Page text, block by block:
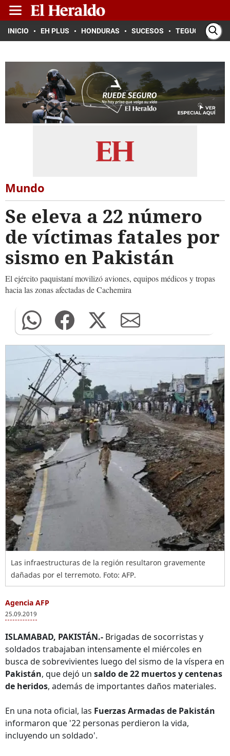
INICIO EH PLUS HONDURAS SUCESOS TEGUCIGALPA
Mundo
Se eleva a 22 número
de víctimas fatales por
sismo en Pakistán
El ejército paquistaní movilizó aviones, equipos médicos y tropas
hacia las zonas afectadas de Cachemira
Las infraestructuras de la región resultaron gravemente
dañadas por el terremoto. Foto: AFP.
Agencia AFP
25.09.2019
ISLAMABAD, PAKISTÁN.- Brigadas de socorristas y
soldados trabajaban intensamente el miércoles en
busca de sobrevivientes luego del sismo de la víspera en
Pakistán, que dejó un saldo de 22 muertos y centenas
de heridos, además de importantes daños materiales.
En una nota oficial, las Fuerzas Armadas de Pakistán
informaron que '22 personas perdieron la vida,
incluyendo un soldado'.